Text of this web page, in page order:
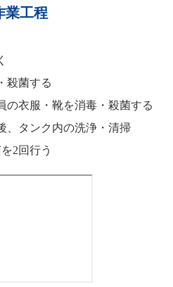
業工程
殺菌する
の衣服・靴を消毒・殺菌する
、タンク内の洗浄・清掃
2回行う